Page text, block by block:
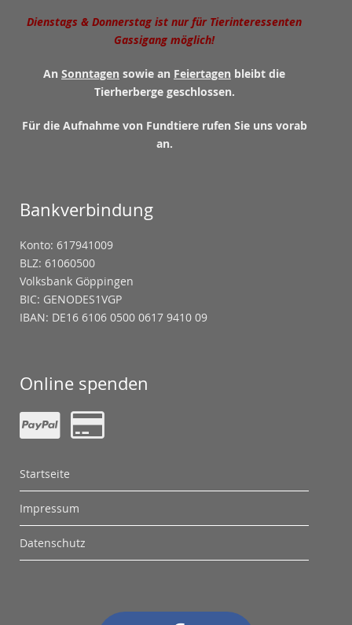
Dienstags & Donnerstag ist nur für Tierinteressenten
Gassigang möglich!
An Sonntagen sowie an Feiertagen bleibt die
Tierherberge geschlossen.
Für die Aufnahme von Fundtiere rufen Sie uns vorab
an.
Bankverbindung
Konto: 617941009
BLZ: 61060500
Volksbank Göppingen
BIC: GENODES1VGP
IBAN: DE16 6106 0500 0617 9410 09
Online spenden
Startseite
Impressum
Datenschutz